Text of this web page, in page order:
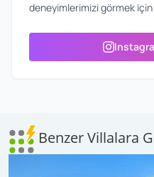
deneyimlerimizi görmek
Benzer Villalara